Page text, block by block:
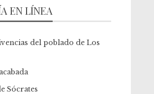
EN LÍNEA
del poblado de Los
Sócrates